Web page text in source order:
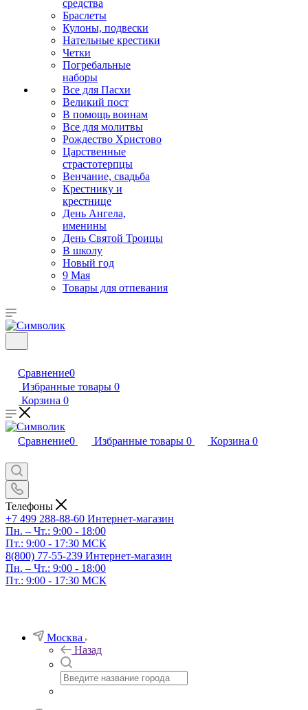
средства
Браслеты
Кулоны, подвески
Нательные крестики
Четки
Погребальные
наборы
Все для Пасхи
Великий пост
В помощь воинам
Все для молитвы
Рождество Христово
Царственные
страстотерпцы
Венчание, свадьба
Крестнику и
крестнице
День Ангела,
именины
День Святой Троицы
В школу
Новый год
9 Мая
Товары для отпевания
Сравнение0
Избранные товары 0
Корзина 0
Сравнение0 Избранные товары 0 Корзина 0
Телефоны
+7 499 288-88-60 Интернет-магазин
Пн. – Чт.: 9:00 - 18:00
Пт.: 9:00 - 17:30 МСК
8(800) 77-55-239 Интернет-магазин
Пн. – Чт.: 9:00 - 18:00
Пт.: 9:00 - 17:30 МСК
Москва
Назад